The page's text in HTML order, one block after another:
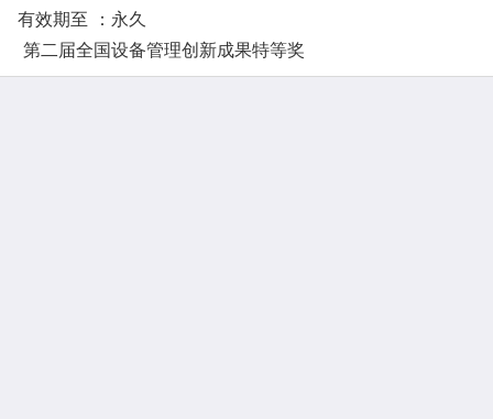
有效期至 ：永久
第二届全国设备管理创新成果特等奖